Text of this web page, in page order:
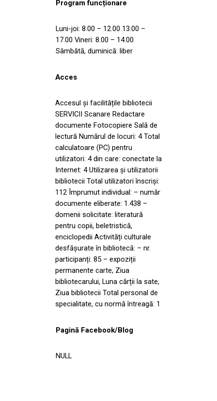
Program funcționare
Luni-joi: 8.00 – 12.00 13.00 –
17.00 Vineri: 8.00 – 14.00
Sâmbătă, duminică: liber
Acces
Accesul și facilitățile bibliotecii
SERVICII Scanare Redactare
documente Fotocopiere Sală de
lectură Numărul de locuri: 4 Total
calculatoare (PC) pentru
utilizatori: 4 din care: conectate la
Internet: 4 Utilizarea și utilizatorii
bibliotecii Total utilizatori înscriși:
112 Împrumut individual: – număr
documente eliberate: 1.438 –
domenii solicitate: literatură
pentru copii, beletristică,
enciclopedii Activități culturale
desfășurate în bibliotecă: – nr.
participanți: 85 – expoziții
permanente carte, Ziua
bibliotecarului, Luna cărții la sate,
Ziua bibliotecii Total personal de
specialitate, cu normă întreagă: 1
Pagină Facebook/Blog
NULL